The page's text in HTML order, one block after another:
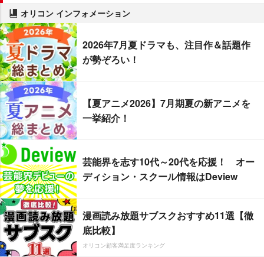
オリコン インフォメーション
2026年7月夏ドラマも、注目作＆話題作
が勢ぞろい！
【夏アニメ2026】7月期夏の新アニメを
一挙紹介！
芸能界を志す10代～20代を応援！ オー
ディション・スクール情報はDeview
漫画読み放題サブスクおすすめ11選【徹
底比較】
オリコン顧客満足度ランキング